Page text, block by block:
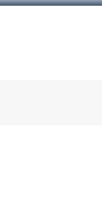
show